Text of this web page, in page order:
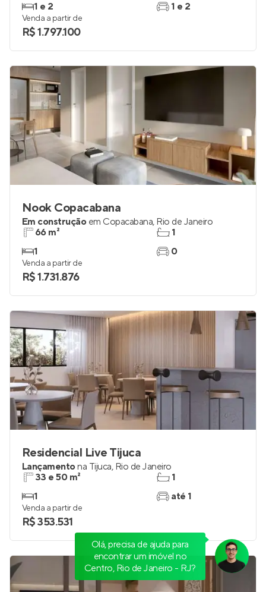
1 e 2
1 e 2
Venda a partir de
R$ 1.797.100
Nook Copacabana
Em construção em Copacabana, Rio de Janeiro
66 m²
1
1
0
Venda a partir de
R$ 1.731.876
Residencial Live Tijuca
Lançamentona Tijuca, Rio de Janeiro
33 e 50 m²
1
1
até 1
Venda a partir de
R$ 353.531
Olá, precisa de ajuda para
encontrar um imóvel no
Centro, Rio de Janeiro - RJ?